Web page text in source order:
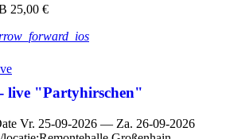
25,00 €
live "Partyhirschen"
Vr. 25-09-2026 — Za. 26-09-2026